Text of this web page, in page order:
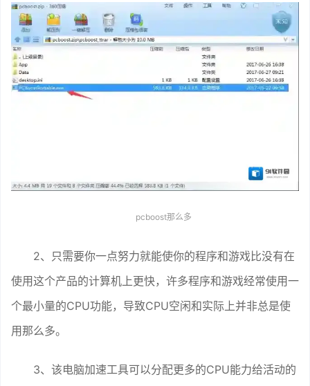
pcboost那么多
2、只需要你一点努力就能使你的程序和游戏比没有在
使用这个产品的计算机上更快，许多程序和游戏经常使用一
个最小量的CPU功能，导致CPU空闲和实际上并非总是使
用那么多。
3、该电脑加速工具可以分配更多的CPU能力给活动的